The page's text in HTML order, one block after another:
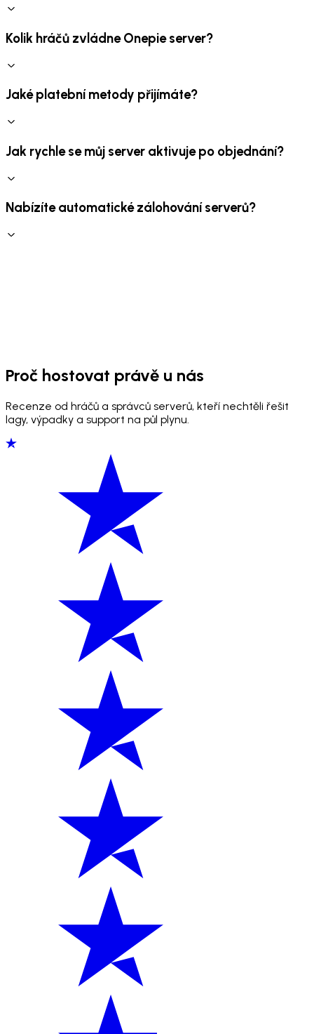
Kolik hráčů zvládne Onepie server?
Jaké platební metody přijímáte?
Jak rychle se můj server aktivuje po objednání?
Nabízíte automatické zálohování serverů?
Proč hostovat právě u nás
Recenze od hráčů a správců serverů, kteří nechtěli řešit
lagy, výpadky a support na půl plynu.